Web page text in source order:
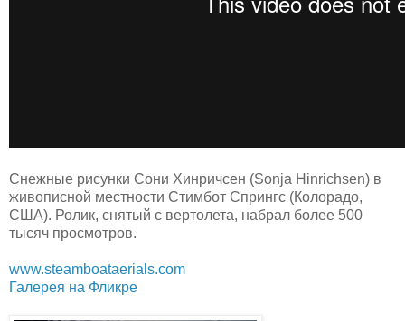
Снежные рисунки Сони Хинричсен (Sonja Hinrichsen) в
живописной местности Стимбот Спрингс (Колорадо,
США). Ролик, снятый с вертолета, набрал более 500
тысяч просмотров.
www.steamboataerials.com
Галерея на Фликре